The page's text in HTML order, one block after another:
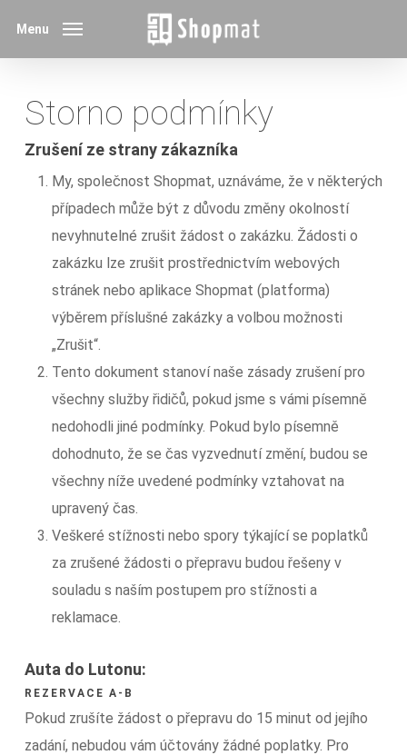
Menu
Storno podmínky
Zrušení ze strany zákazníka
My, společnost Shopmat, uznáváme, že v některých
případech může být z důvodu změny okolností
nevyhnutelné zrušit žádost o zakázku. Žádosti o
zakázku lze zrušit prostřednictvím webových
stránek nebo aplikace Shopmat (platforma)
výběrem příslušné zakázky a volbou možnosti
„Zrušit“.
Tento dokument stanoví naše zásady zrušení pro
všechny služby řidičů, pokud jsme s vámi písemně
nedohodli jiné podmínky. Pokud bylo písemně
dohodnuto, že se čas vyzvednutí změní, budou se
všechny níže uvedené podmínky vztahovat na
upravený čas.
Veškeré stížnosti nebo spory týkající se poplatků
za zrušené žádosti o přepravu budou řešeny v
souladu s naším postupem pro stížnosti a
reklamace.
Auta do Lutonu:
REZERVACE A-B
Pokud zrušíte žádost o přepravu do 15 minut od jejího
zadání, nebudou vám účtovány žádné poplatky. Pro